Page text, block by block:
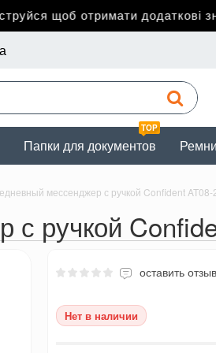
щоб отримати додаткові
TOP
Папки для документов Ремни
мессенджер с ручкой Confident AT08-
ручкой
оставить отзыв
Нет в наличии